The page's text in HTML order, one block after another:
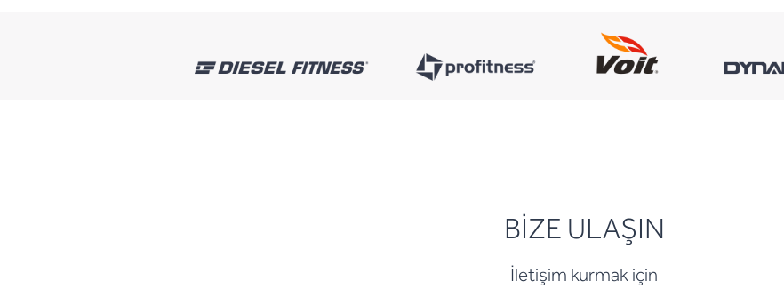
BİZE ULAŞIN
İletişim kurmak için